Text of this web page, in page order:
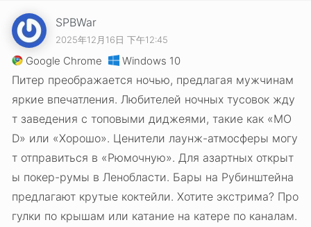
SPBWar
2025年12月16日 下午12:45
Google Chrome Windows 10
Питер преображается ночью, предлагая мужчинам
яркие впечатления. Любителей ночных тусовок жду
т заведения с топовыми диджеями, такие как «MO
D» или «Хорошо». Ценители лаунж-атмосферы могу
т отправиться в «Рюмочную». Для азартных открыт
ы покер-румы в Ленобласти. Бары на Рубинштейна
предлагают крутые коктейли. Хотите экстрима? Про
гулки по крышам или катание на катере по каналам.